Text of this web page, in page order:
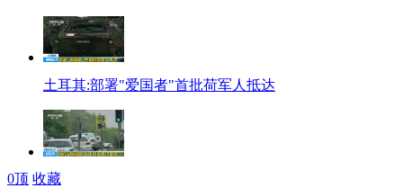
土耳其:部署"爱国者"首批荷军人抵达
英导航仪指错路 每年损失两亿
0顶 收藏